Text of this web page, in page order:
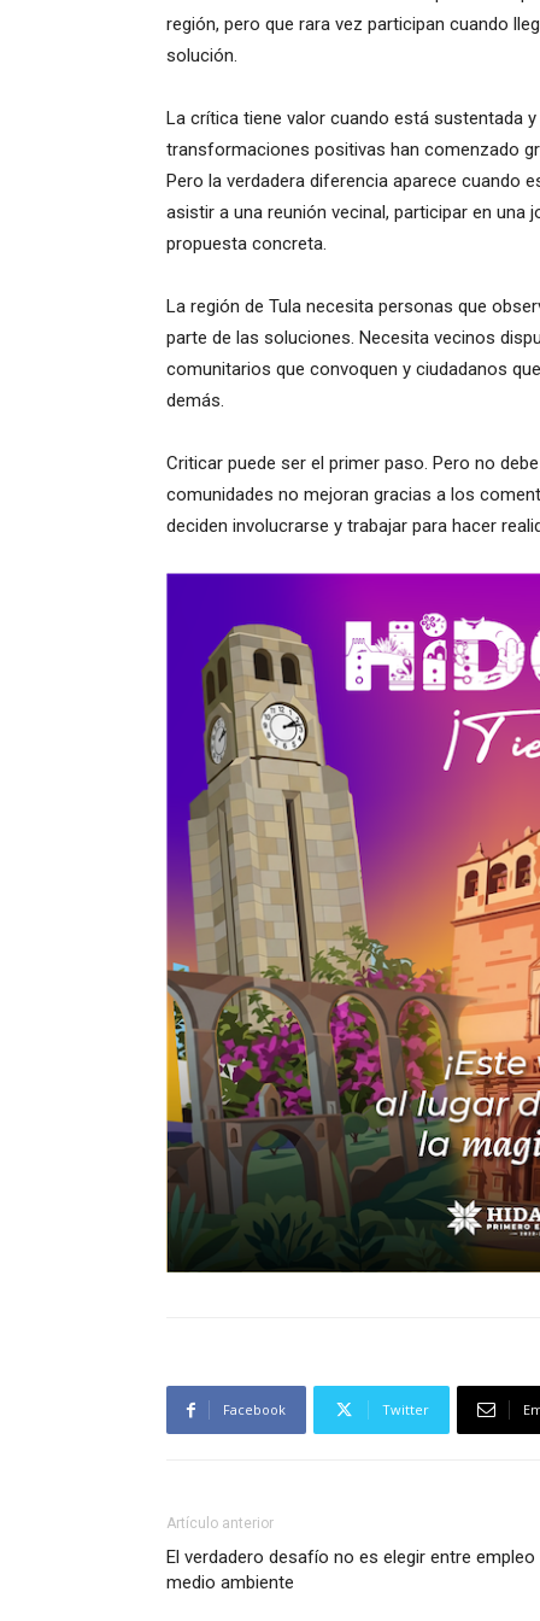
región, pero que rara vez participan cuando
solución.
La crítica tiene valor cuando está sustentada
transformaciones positivas han comenzado
Pero la verdadera diferencia aparece cuando
asistir a una reunión vecinal, participar en
propuesta concreta.
La región de Tula necesita personas que
parte de las soluciones. Necesita vecinos
comunitarios que convoquen y ciudadanos
demás.
Criticar puede ser el primer paso. Pero no
comunidades no mejoran gracias a los
deciden involucrarse y trabajar para hacer
Facebook Twitter
Artículo anterior
El verdadero desafío no es elegir entre empleo
medio ambiente